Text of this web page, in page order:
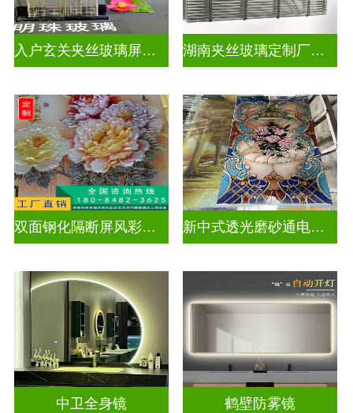
入户玄关夹丝玻璃屏风好不好 湖南夹丝玻璃定制厂家地址
双面钢化隔断屏风彩绘深雕浮雕玻璃 新中式透光磨砂通电深雕浮雕玻璃
中卫全身镜 鹤壁防雾镜